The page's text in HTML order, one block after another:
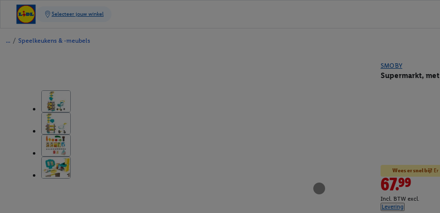
/ Speelkeukens & -meubels
SMOBY
Supermarkt,
Wees er snel bij!Er
67.99
Incl. BTW excl.
Levering